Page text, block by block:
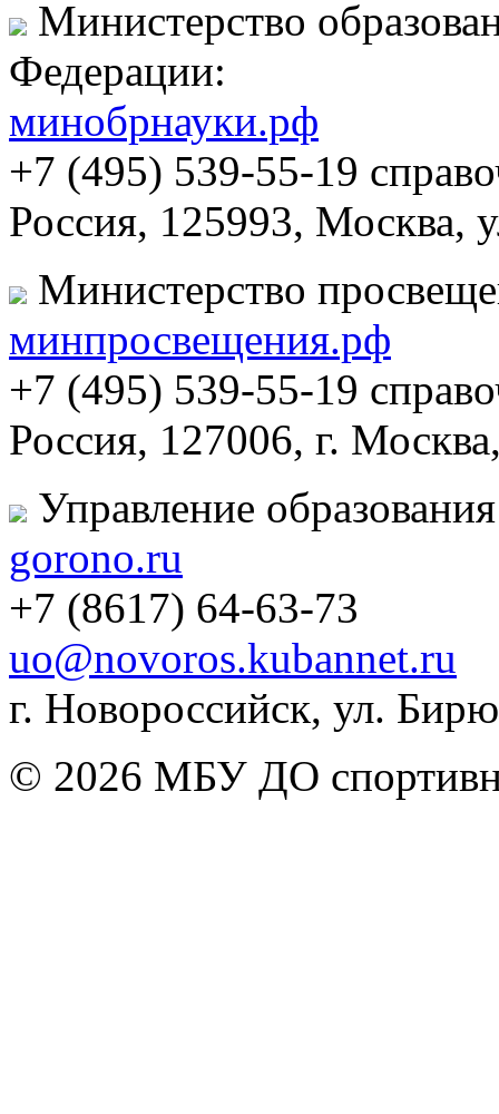
Министерство
Федерации:
минобрнауки.рф
+7 (495) 539-55-19
Россия, 125993, Москва,
Министерство
минпросвещения.рф
+7 (495) 539-55-19
Россия, 127006, г.
Управление
gorono.ru
+7 (8617) 64-63-73
uo@novoros.kubannet.ru
г. Новороссийск, ул.
© 2026 МБУ ДО